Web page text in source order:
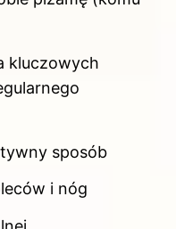
kluczowych
sposób
i nóg